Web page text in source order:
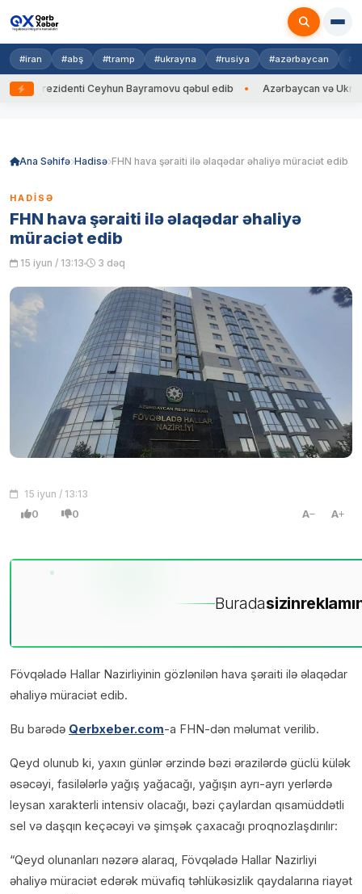
#iran #abş #tramp #ukrayna #rusiya #azərbaycan
Ceyhun Bayramovu qəbul edib Azərbaycan və Ukrayna XİN
Ana Səhifə Hadisə FHN hava şəraiti ilə əlaqədar əhaliyə müraciət edib
HADISƏ
FHN hava şəraiti ilə əlaqədar əhaliyə
müraciət edib
15 iyun / 13:13 3 dəq
15 iyun / 13:13
0 0 A A
Buradasizin
Fövqəladə Hallar Nazirliyinin gözlənilən hava şəraiti ilə əlaqədar
əhaliyə müraciət edib.
Bu barədə Qerbxeber.com-a FHN-dən məlumat verilib.
Qeyd olunub ki, yaxın günlər ərzində bəzi ərazilərdə güclü külək
əsəcəyi, fasilələrlə yağış yağacağı, yağışın ayrı-ayrı yerlərdə
leysan xarakterli intensiv olacağı, bəzi çaylardan qısamüddətli
sel və daşqın keçəcəyi və şimşək çaxacağı proqnozlaşdırılır:
“Qeyd olunanları nəzərə alaraq, Fövqəladə Hallar Nazirliyi
əhaliyə müraciət edərək müvafiq təhlükəsizlik qaydalarına riayət